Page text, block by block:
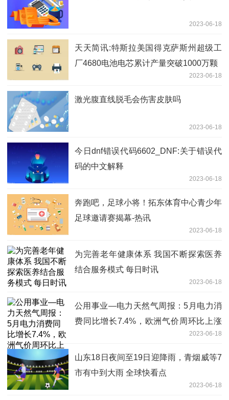
2023-06-18
天天简讯:特斯拉美国得克萨斯州超级工
厂4680电池电芯累计产量突破1000万颗
2023-06-18
激光腹直线脱毛会伤害皮肤吗
2023-06-18
今日dnf错误代码6602_DNF:关于错误代
码的中文解释
2023-06-18
奔跑吧，足球小将！拓东体育中心青少年
足球邀请赛揭幕-热讯
2023-06-18
为完善老年健康体系 我国不断探索医养
结合服务模式 每日时讯
2023-06-18
公用事业—电力天然气周报：5月电力消
费同比增长7.4%，欧洲气价周环比上涨
2023-06-18
山东18日夜间至19日迎降雨，青烟威等7
市有中到大雨 全球快看点
2023-06-18